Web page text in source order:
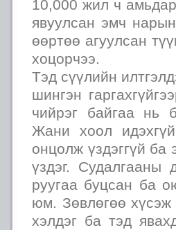
10,000 жил ч
явуулсан эмч
өөртөө агуулсан
хоцорчээ.
Тэд сүүлийн
шингэн
чийрэг байгаа нь
Жани хоол
онцолж үздэггүй ба
үздэг. Судалгааны
руугаа буцсан ба
юм. Зөвлөгөө хүсэж
хэлдэг ба тэд